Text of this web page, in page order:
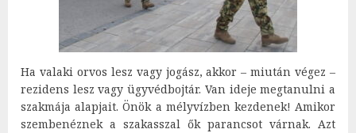
Ha valaki orvos lesz vagy jogász, akkor – miután végez –
rezidens lesz vagy ügyvédbojtár. Van ideje megtanulni a
szakmája alapjait. Önök a mélyvízben kezdenek! Amikor
szembenéznek a szakasszal ők parancsot várnak. Azt